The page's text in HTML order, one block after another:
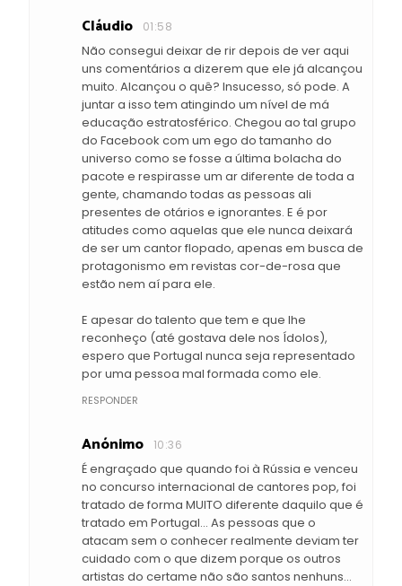
Cláudio 01:58
Não consegui deixar de rir depois de ver aqui
uns comentários a dizerem que ele já alcançou
muito. Alcançou o quê? Insucesso, só pode. A
juntar a isso tem atingindo um nível de má
educação estratosférico. Chegou ao tal grupo
do Facebook com um ego do tamanho do
universo como se fosse a última bolacha do
pacote e respirasse um ar diferente de toda a
gente, chamando todas as pessoas ali
presentes de otários e ignorantes. E é por
atitudes como aquelas que ele nunca deixará
de ser um cantor flopado, apenas em busca de
protagonismo em revistas cor-de-rosa que
estão nem aí para ele.
E apesar do talento que tem e que lhe
reconheço (até gostava dele nos Ídolos),
espero que Portugal nunca seja representado
por uma pessoa mal formada como ele.
RESPONDER
Anónimo 10:36
É engraçado que quando foi à Rússia e venceu
no concurso internacional de cantores pop, foi
tratado de forma MUITO diferente daquilo que é
tratado em Portugal... As pessoas que o
atacam sem o conhecer realmente deviam ter
cuidado com o que dizem porque os outros
artistas do certame não são santos nenhuns...